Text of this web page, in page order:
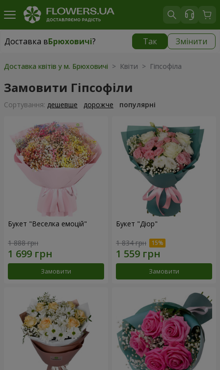
Доставка вБрюховичі? Так Змінити
Доставка вБрюховичі|
Доставка квітів у м. Брюховичі > Квіти > Гіпсофіла
Замовити Гіпсофіли
Сортування: дешевше дорожче популярні
Букет "Веселка емоцій"
1 888 грн
Замовити
Букет "Діор"
1 834 грн
Замовити